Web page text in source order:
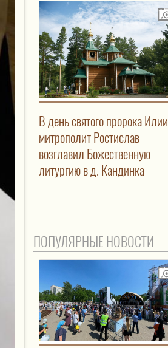
В день святого пророка Илии
митрополит Ростислав
возглавил Божественную
литургию в д. Кандинка
ПОПУЛЯРНЫЕ НОВОСТИ